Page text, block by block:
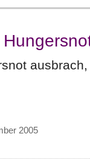
2005